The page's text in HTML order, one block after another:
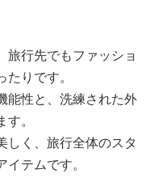
旅行先でもファッショ
りです。
能性と、洗練された外
。
しく、旅行全体のスタ
テムです。